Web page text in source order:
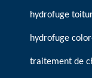
hydrofuge
hydrofuge
traitement de